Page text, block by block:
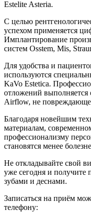
Estelite Asteria.
С целью
успехом применяется
Имплантирование
систем Osstem, Mis,
Для удобства и
используются
KaVo Estetica.
отложений
Airflow, не
Благодаря новейшим
материалам,
профессионализму
становятся менее
Не откладывайте свой
уже сегодня и получите
зубами и деснами.
Записаться на приём
телефону: